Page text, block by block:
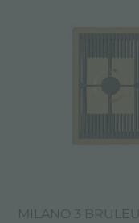
MILANO 3